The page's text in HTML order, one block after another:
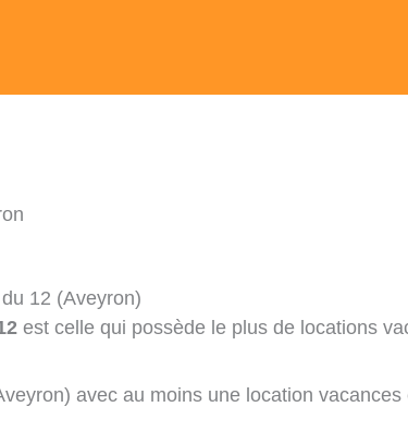
12 (Aveyron)
est celle qui possède le plus de locations
avec au moins une location